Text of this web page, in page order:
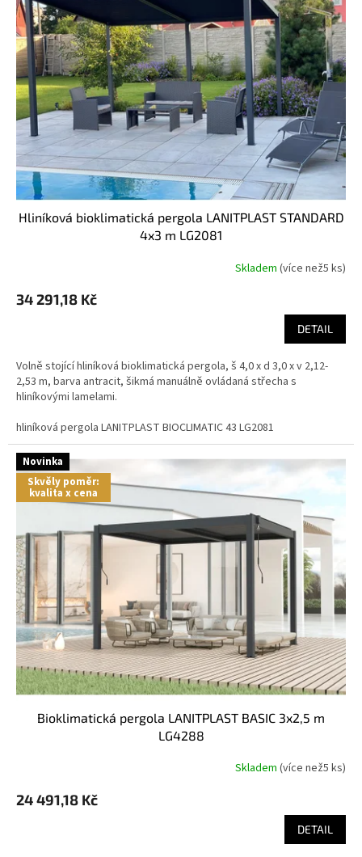
hliníková bioklimatická pergola LANITPLAST STANDARD
4x3 m LG2081
Skladem (více než5 ks)
34 291,18 Kč
DETAIL
Volně stojící hliníková bioklimatická pergola, š 4,0 x d 3,0 x v 2,12-
2,53 m, barva antracit, šikmá manuálně ovládaná střecha s
hliníkovými lamelami.
hliníková pergola LANITPLAST BIOCLIMATIC 43 LG2081
Novinka
Skvěly poměr:
kvalita x cena
bioklimatická pergola LANITPLAST BASIC 3x2,5 m
LG4288
Skladem (více než5 ks)
24 491,18 Kč
DETAIL